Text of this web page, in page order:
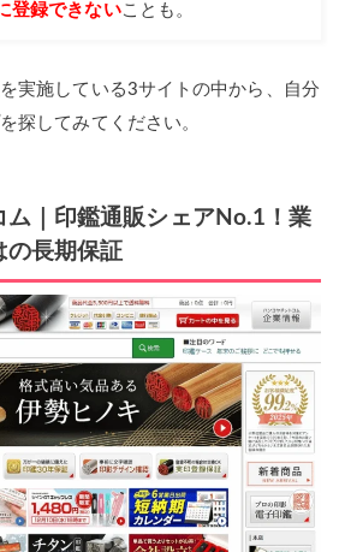
登録できないことも。
実施している3サイトの中から、自分
探してみてください。
ム｜印鑑通販シェアNo.1！業
の長期保証